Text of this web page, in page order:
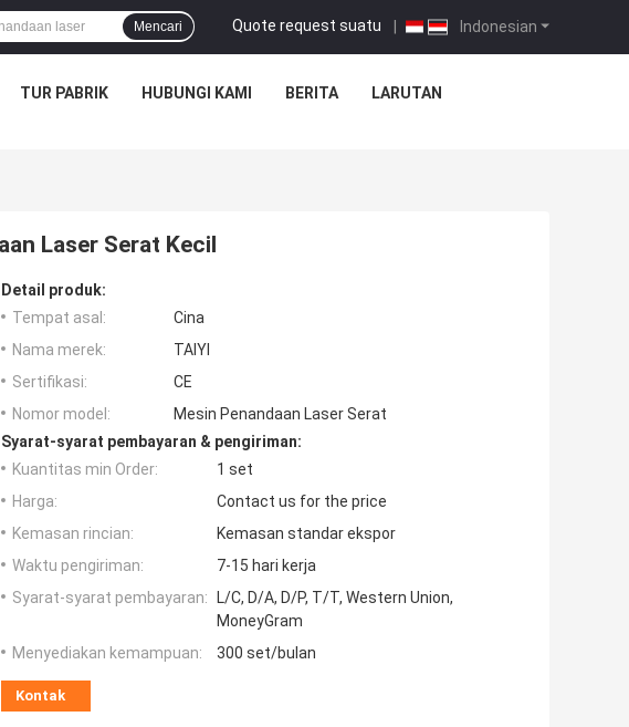
Indonesian
Quote request suatu |
Mencari
TUR PABRIK HUBUNGI KAMI BERITA LARUTAN
Laser Serat Kecil
Detail produk:
Tempat asal:
Cina
Nama merek:
TAIYI
Sertifikasi:
CE
Nomor model:
Mesin Penandaan Laser Serat
Syarat-syarat pembayaran & pengiriman:
Kuantitas min Order:
1 set
Harga:
Contact us for the price
Kemasan rincian:
Kemasan standar ekspor
Waktu pengiriman:
7-15 hari kerja
Syarat-syarat pembayaran:
L/C, D/A, D/P, T/T, Western Union,
MoneyGram
Menyediakan kemampuan:
300 set/bulan
Kontak